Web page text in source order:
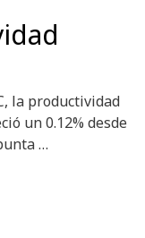
la productividad
un 0.12% desde
…